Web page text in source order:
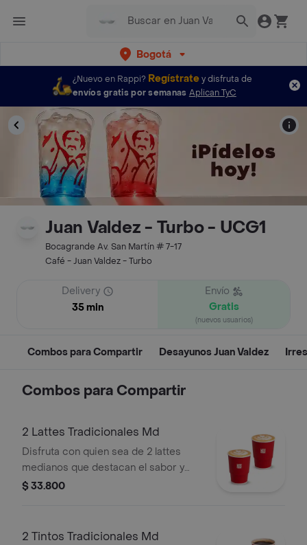
Bogotá
¿Nuevo en Rappi? Regístratey disfruta de
envíos gratis por semanas Aplican TyC
Juan Valdez - Turbo - UCG1
Bocagrande Av. San Martín # 7-17
Café - Juan Valdez - Turbo
Delivery
35 min
Envío
Gratis
(nuevos usuarios)
Combos para Compartir Desayunos Juan Valdez
Combos para Compartir
2 Lattes Tradicionales Md
Disfruta con quien sea de 2 lattes
medianos que destacan el sabor y
aroma del café Juan Valdez.
$ 33.800
2 Tintos Tradicionales Md